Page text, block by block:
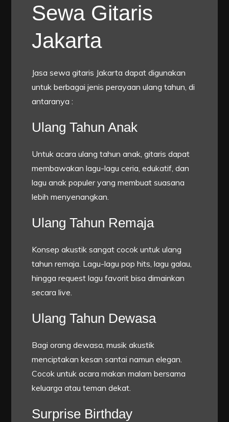
Sewa Gitaris
Jakarta
Jasa sewa gitaris Jakarta dapat digunakan
untuk berbagai jenis perayaan ulang tahun, di
antaranya :
Ulang Tahun Anak
Untuk acara ulang tahun anak, gitaris dapat
membawakan lagu-lagu ceria, edukatif, dan
lagu anak populer yang membuat suasana
lebih menyenangkan.
Ulang Tahun Remaja
Konsep akustik sangat cocok untuk ulang
tahun remaja. Lagu-lagu pop hits, lagu galau,
hingga request lagu favorit bisa dimainkan
secara live.
Ulang Tahun Dewasa
Bagi orang dewasa, musik akustik
menciptakan kesan santai namun elegan.
Cocok untuk acara makan malam bersama
keluarga atau teman dekat.
Surprise Birthday